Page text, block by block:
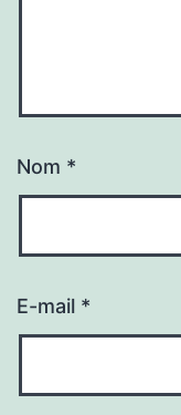
Nom *
E-mail *